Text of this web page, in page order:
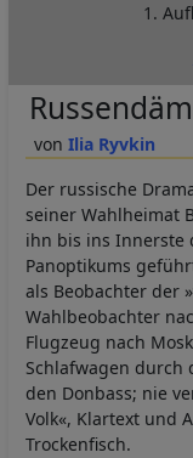
1.
Ilia Ryvkin
Der russische
seiner Wahlheimat
ihn bis ins Innerste
Panoptikums
als Beobachter der
Wahlbeobachter
Flugzeug nach
Schlafwagen durch
den Donbass; nie
Volk«, Klartext und
Trockenfisch.